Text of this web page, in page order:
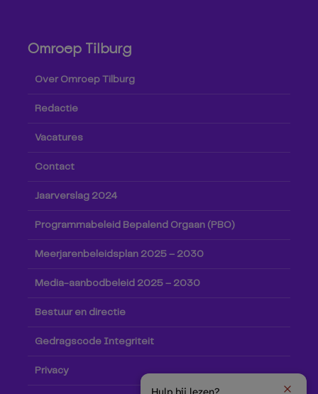
Omroep Tilburg
Over Omroep Tilburg
Redactie
Vacatures
Contact
Jaarverslag 2024
Programmabeleid Bepalend Orgaan (PBO)
Meerjarenbeleidsplan 2025 – 2030
Media-aanbodbeleid 2025 – 2030
Bestuur en directie
Gedragscode Integriteit
Privacy